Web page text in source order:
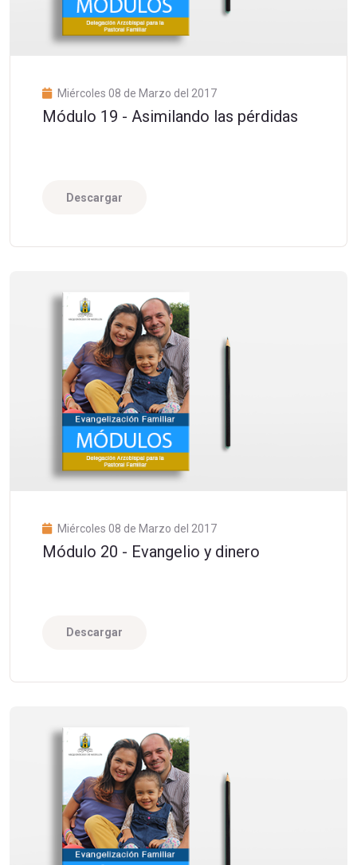
Miércoles 08 de Marzo del 2017
Módulo 19 - Asimilando las pérdidas
Descargar
Miércoles 08 de Marzo del 2017
Módulo 20 - Evangelio y dinero
Descargar